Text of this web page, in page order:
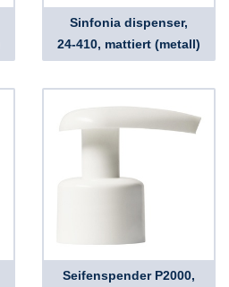
Sinfonia dispenser,
24-410, mattiert (metall)
Seifenspender P2000,